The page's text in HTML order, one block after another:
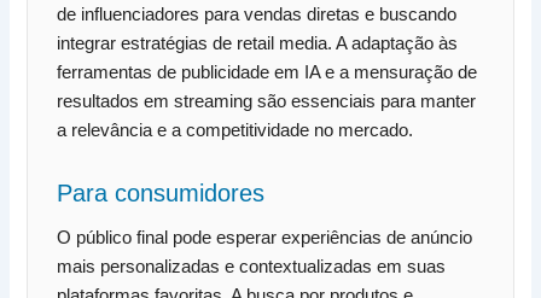
de influenciadores para vendas diretas e buscando
integrar estratégias de retail media. A adaptação às
ferramentas de publicidade em IA e a mensuração de
resultados em streaming são essenciais para manter
a relevância e a competitividade no mercado.
Para consumidores
O público final pode esperar experiências de anúncio
mais personalizadas e contextualizadas em suas